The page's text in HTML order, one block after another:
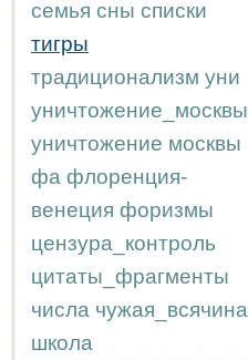
семья сны списки
тигры
традиционализм уни
уничтожение_москвы
уничтожение москвы
фа флоренция-
венеция форизмы
цензура_контроль
цитаты_фрагменты
числа чужая_всячина
школа